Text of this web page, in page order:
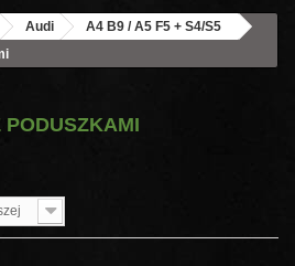
Audi
A4 B9 / A5 F5 + S4/S5
PODUSZKAMI